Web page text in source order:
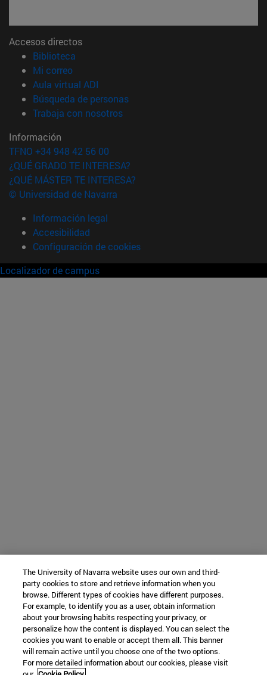
Accesos directos
Biblioteca
Mi correo(abre en nueva ventana)
Aula virtual ADI
Búsqueda de personas(abre en nueva ventana)
Trabaja con nosotros(abre en nueva ventana)
Información
TFNO +34 948 42 56 00
¿QUÉ GRADO TE INTERESA?
¿QUÉ MÁSTER TE INTERESA?
© Universidad de Navarra
Información legal
Accesibilidad
Configuración de cookies
Localizador de campus
The University of Navarra website uses our own and third-
party cookies to store and retrieve information when you
browse. Different types of cookies have different purposes.
For example, to identify you as a user, obtain information
about your browsing habits respecting your privacy, or
personalize how the content is displayed. You can select the
cookies you want to enable or accept them all. This banner
will remain active until you choose one of the two options.
For more detailed information about our cookies, please visit